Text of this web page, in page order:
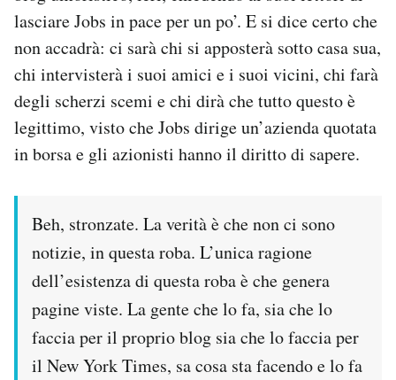
lasciare Jobs in pace per un po’. E si dice certo che
non accadrà: ci sarà chi si apposterà sotto casa sua,
chi intervisterà i suoi amici e i suoi vicini, chi farà
degli scherzi scemi e chi dirà che tutto questo è
legittimo, visto che Jobs dirige un’azienda quotata
in borsa e gli azionisti hanno il diritto di sapere.
Beh, stronzate. La verità è che non ci sono
notizie, in questa roba. L’unica ragione
dell’esistenza di questa roba è che genera
pagine viste. La gente che lo fa, sia che lo
faccia per il proprio blog sia che lo faccia per
il New York Times, sa cosa sta facendo e lo fa